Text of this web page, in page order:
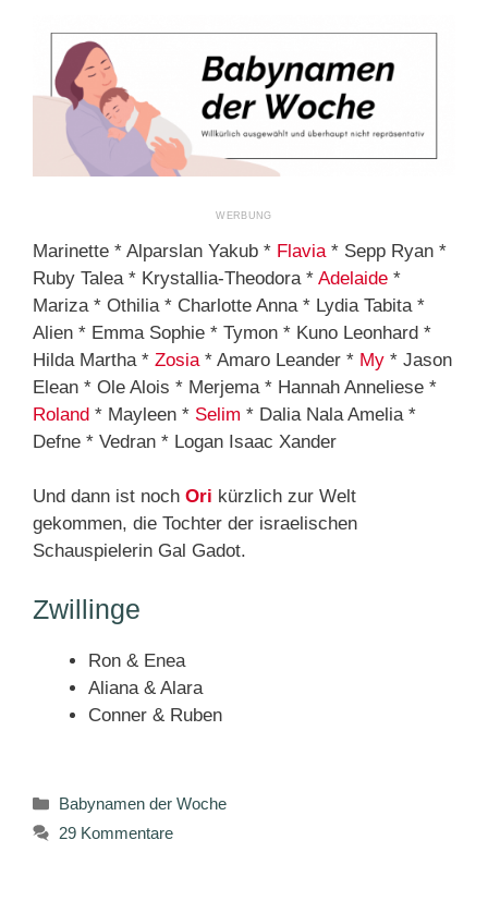
Marinette * Alparslan Yakub * Flavia * Sepp Ryan *
Ruby Talea * Krystallia-Theodora * Adelaide *
Mariza * Othilia * Charlotte Anna * Lydia Tabita *
Alien * Emma Sophie * Tymon * Kuno Leonhard *
Hilda Martha * Zosia * Amaro Leander * My * Jason
Elean * Ole Alois * Merjema * Hannah Anneliese *
Roland * Mayleen * Selim * Dalia Nala Amelia *
Defne * Vedran * Logan Isaac Xander
Und dann ist noch Ori kürzlich zur Welt
gekommen, die Tochter der israelischen
Schauspielerin Gal Gadot.
Zwillinge
Ron & Enea
Aliana & Alara
Conner & Ruben
Kategorien
Babynamen der Woche
29 Kommentare